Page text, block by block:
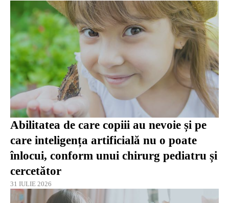
Abilitatea de care copiii au nevoie și pe
care inteligența artificială nu o poate
înlocui, conform unui chirurg pediatru și
cercetător
31 IULIE 2026